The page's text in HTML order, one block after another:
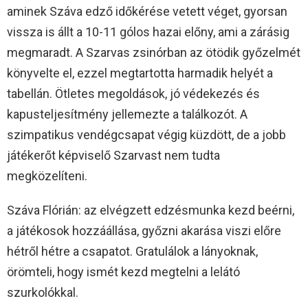
aminek Száva edző időkérése vetett véget, gyorsan
vissza is állt a 10-11 gólos hazai előny, ami a zárásig
megmaradt. A Szarvas zsinórban az ötödik győzelmét
könyvelte el, ezzel megtartotta harmadik helyét a
tabellán. Ötletes megoldások, jó védekezés és
kapusteljesítmény jellemezte a találkozót. A
szimpatikus vendégcsapat végig küzdött, de a jobb
játékerőt képviselő Szarvast nem tudta
megközelíteni.
Száva Flórián: az elvégzett edzésmunka kezd beérni,
a játékosok hozzáállása, győzni akarása viszi előre
hétről hétre a csapatot. Gratulálok a lányoknak,
örömteli, hogy ismét kezd megtelni a lelátó
szurkolókkal.